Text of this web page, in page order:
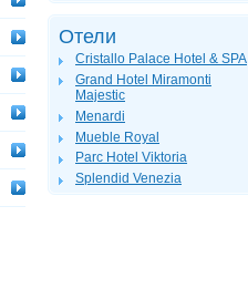
Отели
Cristallo Palace Hotel & SPA
Grand Hotel Miramonti
Majestic
Menardi
Mueble Royal
Parc Hotel Viktoria
Splendid Venezia